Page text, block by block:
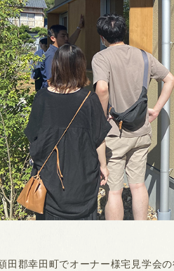
田郡幸田町でオーナー様宅見学会の